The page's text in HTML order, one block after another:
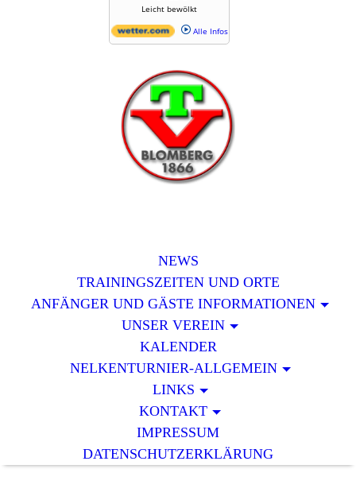
NEWS
TRAININGSZEITEN UND ORTE
ANFÄNGER UND GÄSTE INFORMATIONEN
UNSER VEREIN
KALENDER
NELKENTURNIER-ALLGEMEIN
LINKS
KONTAKT
IMPRESSUM
DATENSCHUTZERKLÄRUNG